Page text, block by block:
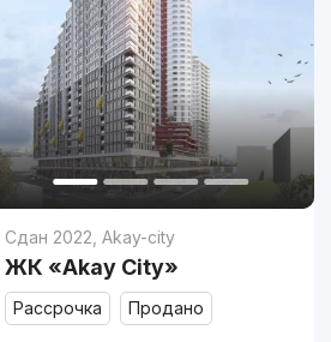
Сдан 2022 ,Akay-city
ЖК «Akay City»
Рассрочка Продано